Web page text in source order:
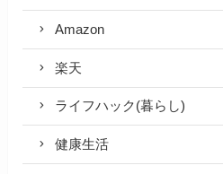
Amazon
楽天
ライフハック(暮らし)
健康生活